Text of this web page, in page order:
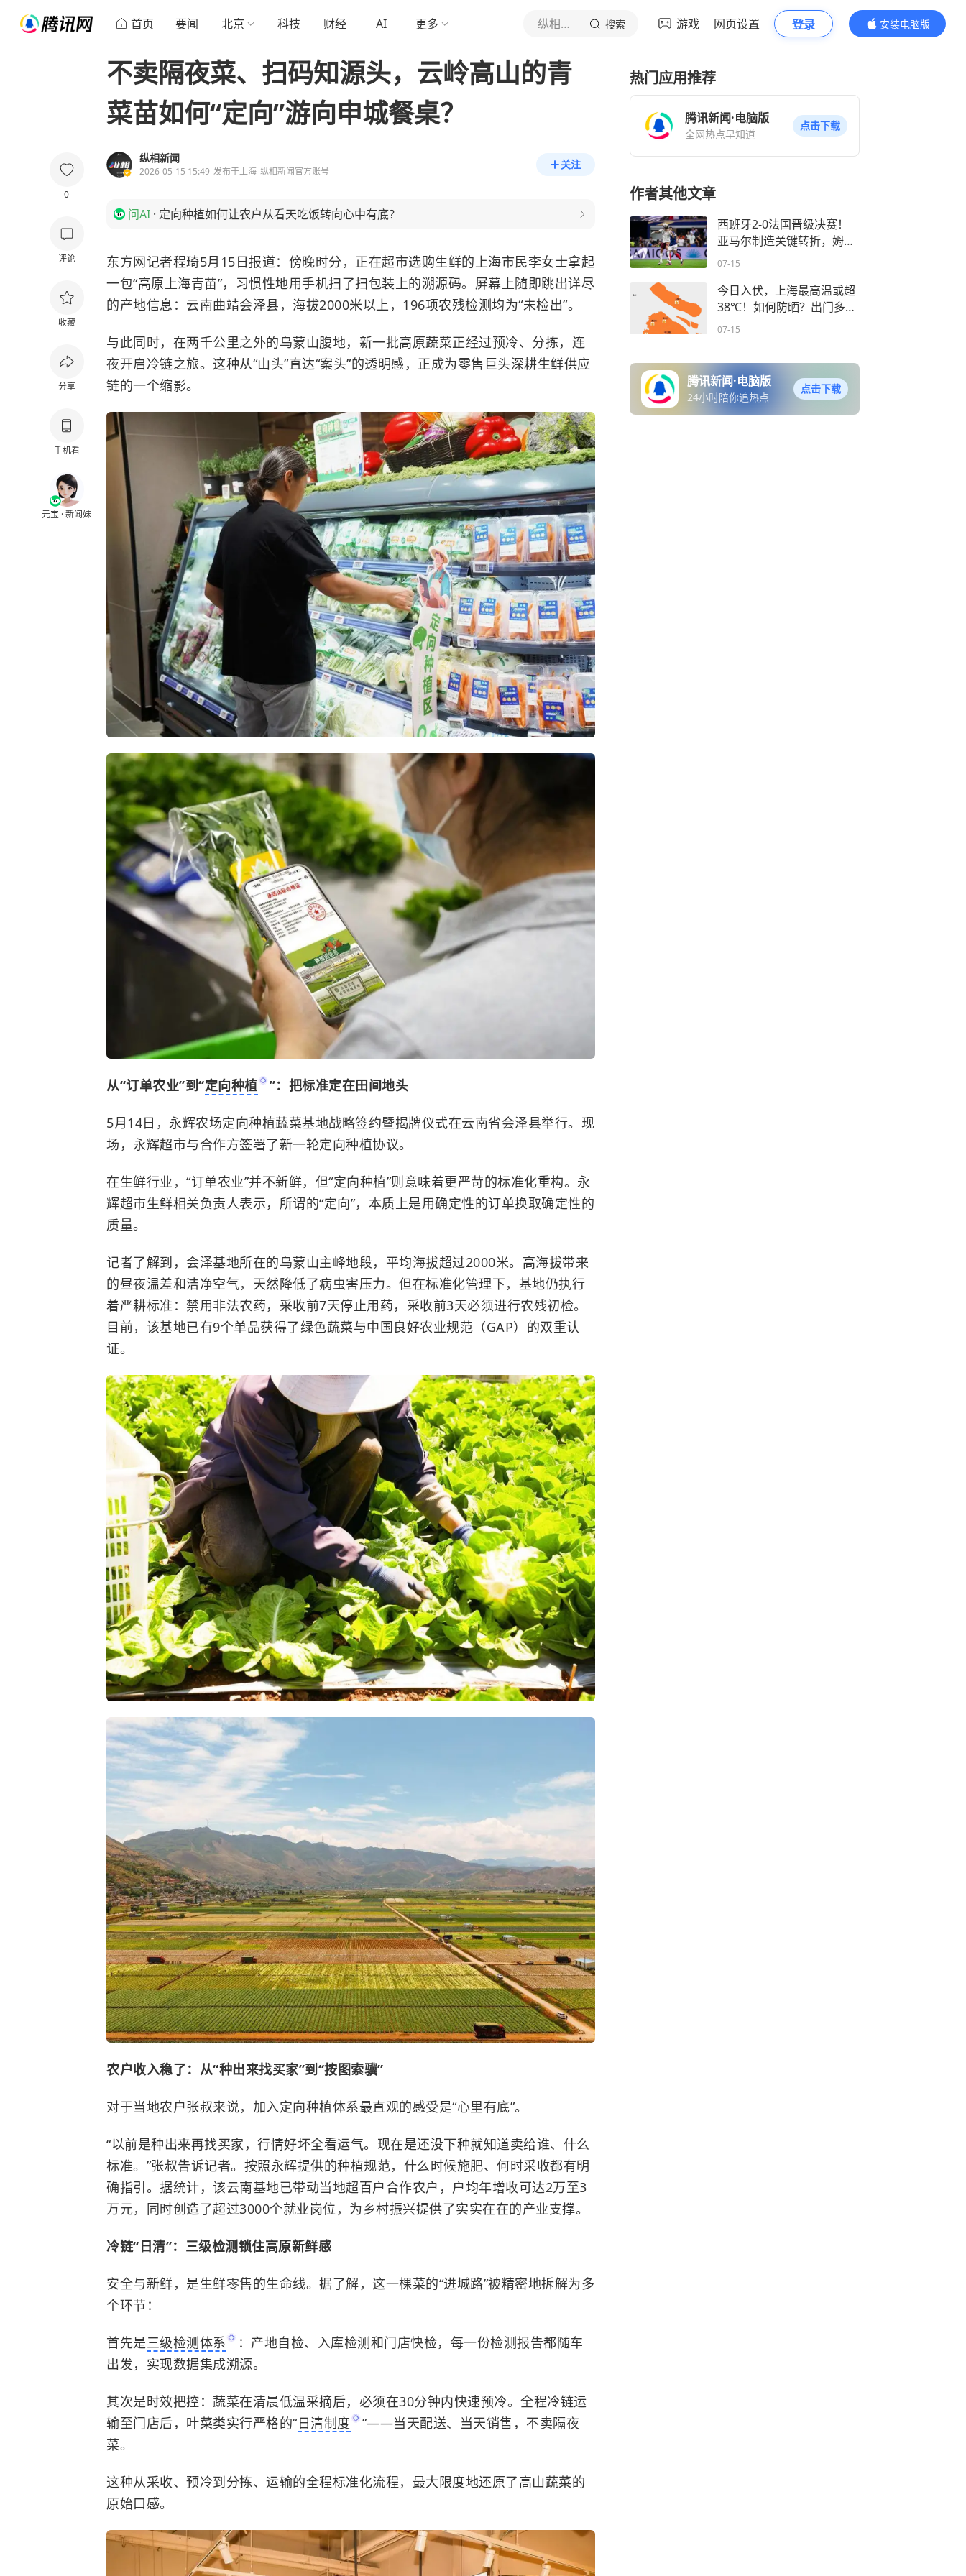
首页 要闻 北京 科技 财经 AI 更多 纵相新闻 搜索 游戏 网页设置 登录
安装电脑版
内容更精彩
0
评论
收藏
分享
手机看
元宝 · 新闻妹
不卖隔夜菜、扫码知源头，云岭高山的青
菜苗如何“定向”游向申城餐桌？
纵相新闻
2026-05-15 15:49 发布于上海 纵相新闻官方账号
关注
问AI · 定向种植如何让农户从看天吃饭转向心中有底？
​东方网记者程琦5月15日报道：傍晚时分，正在超市选购生鲜的上海市民李女士拿起
一包“高原上海青苗”，习惯性地用手机扫了扫包装上的溯源码。屏幕上随即跳出详尽
的产地信息：云南曲靖会泽县，海拔2000米以上，196项农残检测均为“未检出”。
与此同时，在两千公里之外的乌蒙山腹地，新一批高原蔬菜正经过预冷、分拣，连
夜开启冷链之旅。这种从“山头”直达“案头”的透明感，正成为零售巨头深耕生鲜供应
链的一个缩影。
从“订单农业”到“定向种植 ”：把标准定在田间地头
5月14日，永辉农场定向种植蔬菜基地战略签约暨揭牌仪式在云南省会泽县举行。现
场，永辉超市与合作方签署了新一轮定向种植协议。
在生鲜行业，“订单农业”并不新鲜，但“定向种植”则意味着更严苛的标准化重构。永
辉超市生鲜相关负责人表示，所谓的“定向”，本质上是用确定性的订单换取确定性的
质量。
记者了解到，会泽基地所在的乌蒙山主峰地段，平均海拔超过2000米。高海拔带来
的昼夜温差和洁净空气，天然降低了病虫害压力。但在标准化管理下，基地仍执行
着严耕标准：禁用非法农药，采收前7天停止用药，采收前3天必须进行农残初检。
目前，该基地已有9个单品获得了绿色蔬菜与中国良好农业规范（GAP）的双重认
证。
农户收入稳了：从“种出来找买家”到“按图索骥”
对于当地农户张叔来说，加入定向种植体系最直观的感受是“心里有底”。
“以前是种出来再找买家，行情好坏全看运气。现在是还没下种就知道卖给谁、什么
标准。”张叔告诉记者。按照永辉提供的种植规范，什么时候施肥、何时采收都有明
确指引。据统计，该云南基地已带动当地超百户合作农户，户均年增收可达2万至3
万元，同时创造了超过3000个就业岗位，为乡村振兴提供了实实在在的产业支撑。
冷链“日清”：三级检测锁住高原新鲜感
安全与新鲜，是生鲜零售的生命线。据了解，这一棵菜的“进城路”被精密地拆解为多
个环节：
首先是三级检测体系
：产地自检、入库检测和门店快检，每一份检测报告都随车
出发，实现数据集成溯源。
其次是时效把控：蔬菜在清晨低温采摘后，必须在30分钟内快速预冷。全程冷链运
输至门店后，叶菜类实行严格的“日清制度
”——当天配送、当天销售，不卖隔夜
菜。
这种从采收、预冷到分拣、运输的全程标准化流程，最大限度地还原了高山蔬菜的
原始口感。
热门应用推荐
腾讯新闻·电脑版
全网热点早知道
点击下载
作者其他文章
西班牙2-0法国晋级决赛！
亚马尔制造关键转折，姆巴
佩0射正
07-15
今日入伏，上海最高温或超
38℃！如何防晒？出门多穿
红色衣服！
07-15
腾讯新闻·电脑版
24小时陪你追热点
点击下载